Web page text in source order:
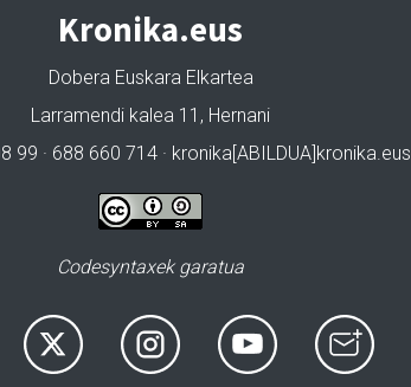
Kronika.eus
Dobera Euskara Elkartea
Larramendi kalea 11, Hernani
99 · 688 660 714 · kronika[ABILDUA]kronika.eus
Codesyntaxek garatua